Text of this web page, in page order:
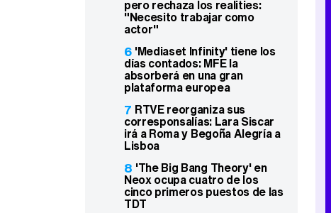
pero rechaza los realities:
"Necesito trabajar como
actor"
6 'Mediaset Infinity' tiene los
días contados: MFE la
absorberá en una gran
plataforma europea
7 RTVE reorganiza sus
corresponsalías: Lara Siscar
irá a Roma y Begoña Alegría a
Lisboa
8 'The Big Bang Theory' en
Neox ocupa cuatro de los
cinco primeros puestos de las
TDT